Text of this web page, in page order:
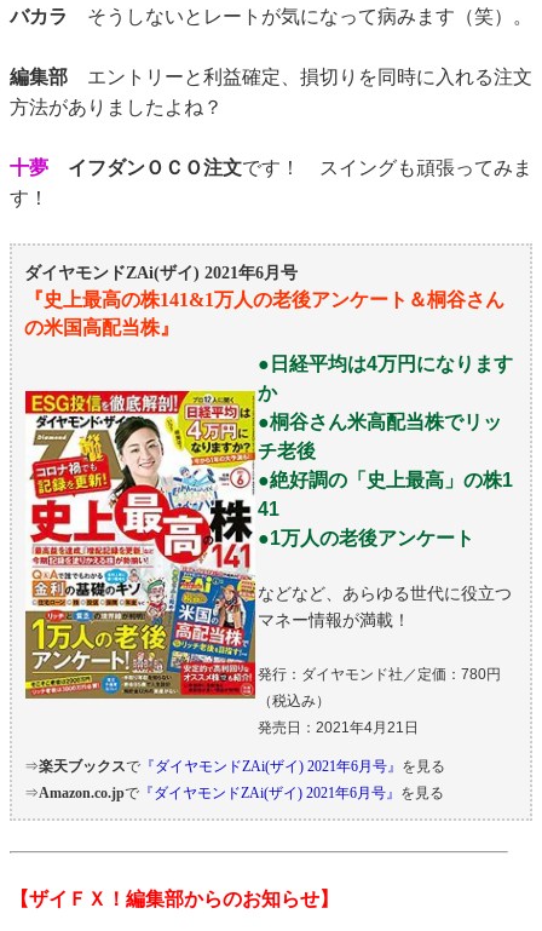
バカラ そうしないとレートが気になって病みます（笑）。
編集部 エントリーと利益確定、損切りを同時に入れる注文
方法がありましたよね？
十夢 イフダンＯＣＯ注文です！ スイングも頑張ってみま
す！
ダイヤモンドZAi(ザイ) 2021年6月号
『史上最高の株141&1万人の老後アンケート＆桐谷さん
の米国高配当株 』
●日経平均は4万円になります
か
●桐谷さん米高配当株でリッ
チ老後
●絶好調の「史上最高」の株1
41
●1万人の老後アンケート
などなど、あらゆる世代に役立つ
マネー情報が満載！
発行：ダイヤモンド社／定価：780円
（税込み）
発売日：2021年4月21日
⇒楽天ブックスで 『ダイヤモンドZAi(ザイ) 2021年6月号』 を見る
⇒Amazon.co.jpで 『ダイヤモンドZAi(ザイ) 2021年6月号』 を見る
【ザイＦＸ！編集部からのお知らせ】